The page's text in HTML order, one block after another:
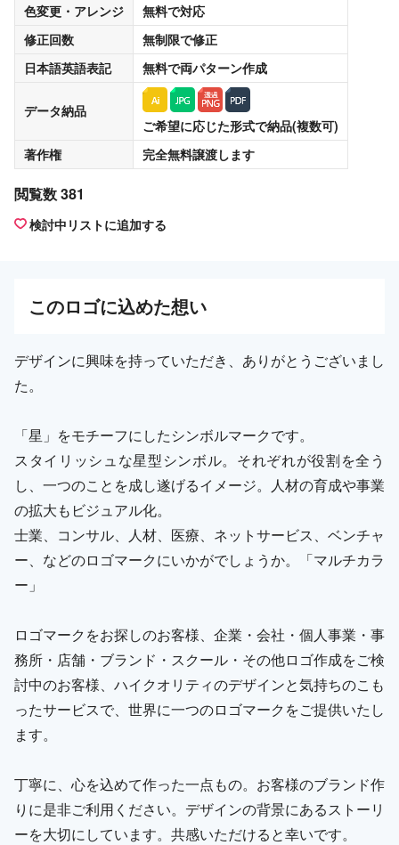
色変更・アレンジ
無料で対応
修正回数
無制限で修正
日本語英語表記
無料で両パターン作成
データ納品
ご希望に応じた形式で納品(複数可)
著作権
完全無料譲渡します
閲覧数 381
検討中リストに追加する
このロゴに込めた想い
デザインに興味を持っていただき、ありがとうございまし
た。
「星」をモチーフにしたシンボルマークです。
スタイリッシュな星型シンボル。それぞれが役割を全う
し、一つのことを成し遂げるイメージ。人材の育成や事業
の拡大もビジュアル化。
士業、コンサル、人材、医療、ネットサービス、ベンチャ
ー、などのロゴマークにいかがでしょうか。「マルチカラ
ー」
ロゴマークをお探しのお客様、企業・会社・個人事業・事
務所・店舗・ブランド・スクール・その他ロゴ作成をご検
討中のお客様、ハイクオリティのデザインと気持ちのこも
ったサービスで、世界に一つのロゴマークをご提供いたし
ます。
丁寧に、心を込めて作った一点もの。お客様のブランド作
りに是非ご利用ください。デザインの背景にあるストーリ
ーを大切にしています。共感いただけると幸いです。